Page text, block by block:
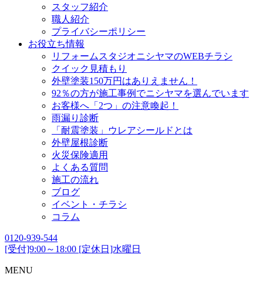
スタッフ紹介
職人紹介
プライバシーポリシー
お役立ち情報
リフォームスタジオニシヤマのWEBチラシ
クイック見積もり
外壁塗装150万円はありえません！
92％の方が施工事例でニシヤマを選んでいます
お客様へ「2つ」の注意喚起！
雨漏り診断
「耐震塗装」ウレアシールドとは
外壁屋根診断
火災保険適用
よくある質問
施工の流れ
ブログ
イベント・チラシ
コラム
0120-939-544
[受付]9:00～18:00 [定休日]水曜日
MENU